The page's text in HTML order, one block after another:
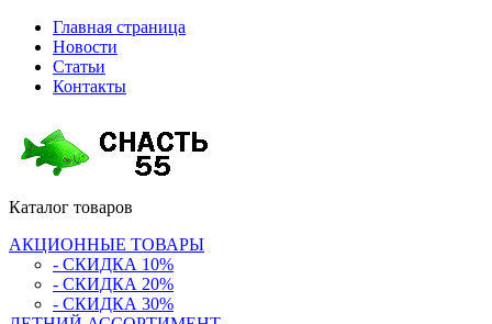
Главная страница
Новости
Статьи
Контакты
Каталог товаров
АКЦИОННЫЕ ТОВАРЫ
- СКИДКА 10%
- СКИДКА 20%
- СКИДКА 30%